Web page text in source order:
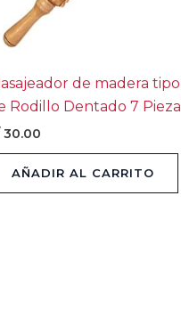
de madera tipo
Rodillo Dentado 7
30.00
AÑADIR AL CARRITO